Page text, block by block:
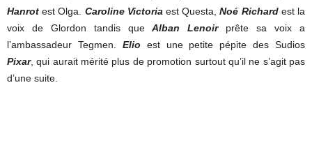
Hanrot est Olga. Caroline Victoria est Questa,Noé Richardest la
voix de Glordon tandis que Alban Lenoirprête sa voix a
l’ambassadeur Tegmen. Elio
est une petite pépite des Sudios
Pixar, qui aurait mérité plus de promotion surtout qu’il ne s’agit pas
d’une suite.